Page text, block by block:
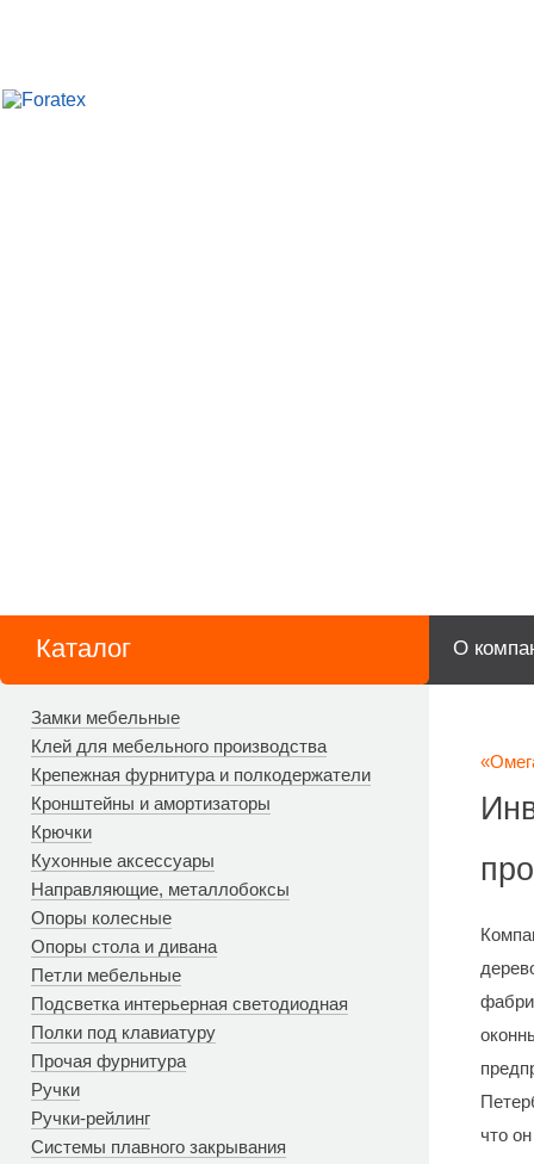
Каталог О
Замки мебельные
Клей для мебельного производства
Крепежная фурнитура и полкодержатели
Кронштейны и амортизаторы
Крючки
Кухонные аксессуары
Направляющие, металлобоксы
Опоры колесные
Опоры стола и дивана
Петли мебельные
Подсветка интерьерная светодиодная
Полки под клавиатуру
Прочая фурнитура
Ручки
Ручки-рейлинг
Системы плавного закрывания
что